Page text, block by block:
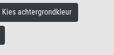
Kies achtergrondkleur